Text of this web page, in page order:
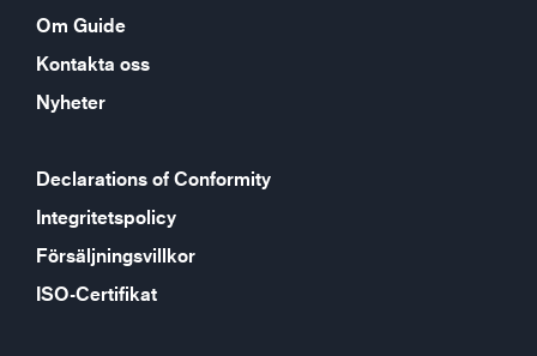
Om Guide
Kontakta oss
Nyheter
Declarations of Conformity
Integritetspolicy
Försäljningsvillkor
ISO-Certifikat